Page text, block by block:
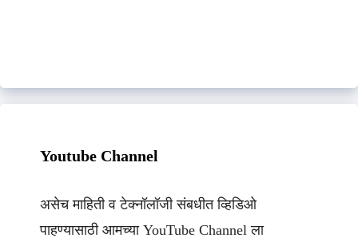
Youtube Channel
असेच माहिती व टेक्नॉलॉजी संबधीत व्हिडिओ
पाहण्यासाठी आमच्या YouTube Channel ला